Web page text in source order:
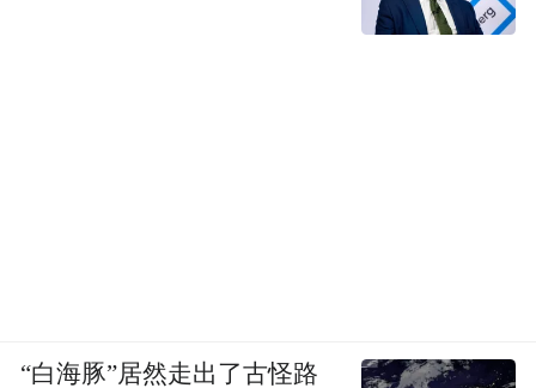
“白海豚”居然走出了古怪路